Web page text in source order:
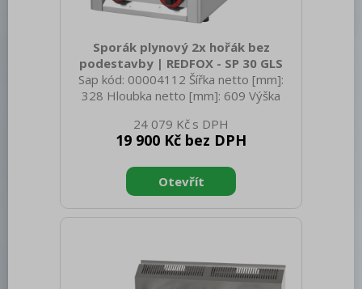
Sporák plynový 2x hořák bez
podestavby | REDFOX - SP 30 GLS
Sap kód: 00004112 Šířka netto [mm]:
328 Hloubka netto [mm]: 609 Výška
16.00 Šířka brutto [mm]: 650 Hloubka
brutto [mm]: 366 Výška brutto [mm]:
spotřebiče: Plynové zařízení Konstruční
typ zařízení: Stolní Výkon plynový [kW]:
9.000 Druh připojení plynu: Zemní plyn,
deska, AISI 430 opláštění Materiál vrchní
desky: AISI 304 T
24 079 Kč
19 900 Kč bez DPH